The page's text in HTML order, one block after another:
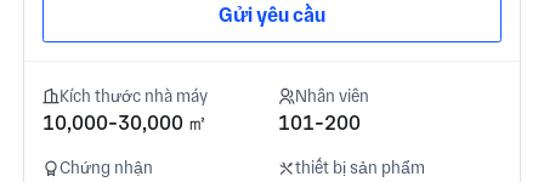
Gửi yêu cầu
Kích thước nhà máy
10,000-30,000 ㎡
Nhân viên
101-200
Chứng nhận thiết bị sản phẩm